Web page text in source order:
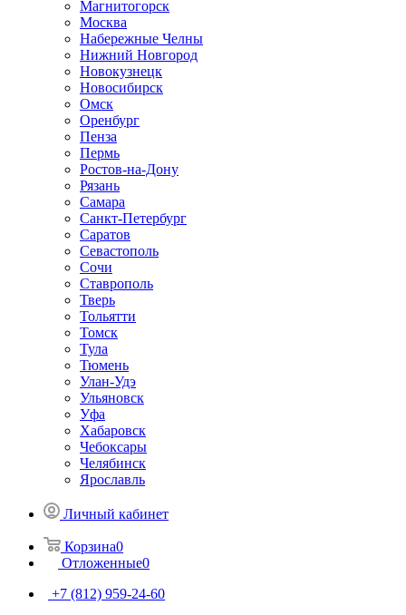
Магнитогорск
Москва
Набережные Челны
Нижний Новгород
Новокузнецк
Новосибирск
Омск
Оренбург
Пенза
Пермь
Ростов-на-Дону
Рязань
Самара
Санкт-Петербург
Саратов
Севастополь
Сочи
Ставрополь
Тверь
Тольятти
Томск
Тула
Тюмень
Улан-Удэ
Ульяновск
Уфа
Хабаровск
Чебоксары
Челябинск
Ярославль
Личный кабинет
Корзина0
Отложенные0
+7 (812) 959-24-60